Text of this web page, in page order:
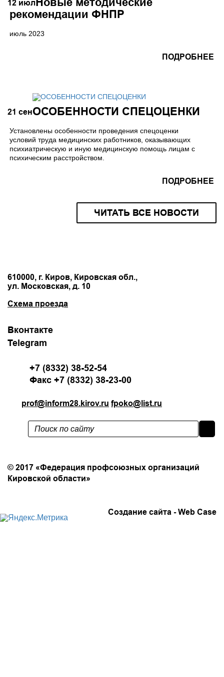
12 июл
рекомендации ФНПР
июль 2023
ПОДРОБНЕЕ
21 сенОСОБЕННОСТИ СПЕЦОЦЕНКИ
Установлены особенности проведения спецоценки
условий труда медицинских работников, оказывающих
психиатрическую и иную медицинскую помощь лицам с
психическим расстройством.
ПОДРОБНЕЕ
ЧИТАТЬ ВСЕ НОВОСТИ
610000, г. Киров, Кировская обл.,
ул. Московская, д. 10
Схема проезда
Вконтакте
Telegram
+7 (8332) 38-52-54
Факс +7 (8332) 38-23-00
prof@inform28.kirov.ru fpoko@list.ru
© 2017 «Федерация профсоюзных организаций
Кировской области»
Создание сайта -Web Case